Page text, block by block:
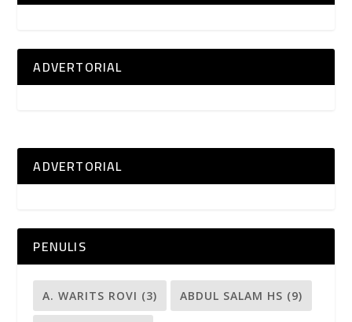
ADVERTORIAL
ADVERTORIAL
PENULIS
A. WARITS ROVI (3) ABDUL SALAM HS (9)